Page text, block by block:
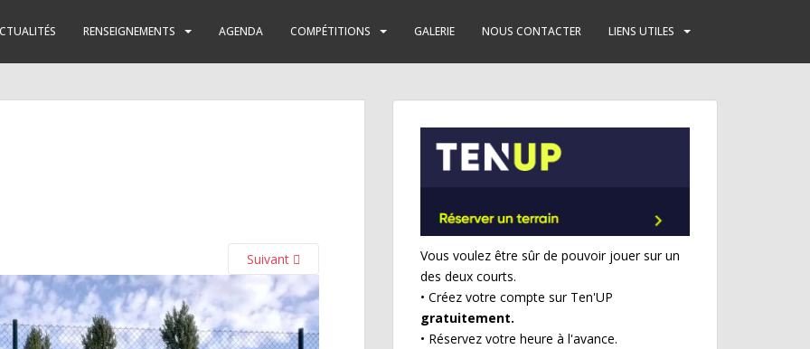
RENSEIGNEMENTS AGENDA COMPÉTITIONS GALERIE NOUS CONTACTER LIENS UTILES
Suivant
Vous voulez être sûr de pouvoir jouer sur un
des deux courts.
• Créez votre compte sur Ten'UP
gratuitement.
• Réservez votre heure à l'avance.